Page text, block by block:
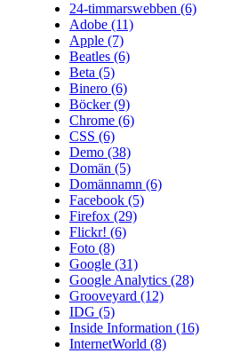
24-timmarswebben (6)
Adobe (11)
Apple (7)
Beatles (6)
Beta (5)
Binero (6)
Böcker(9)
Chrome (6)
CSS (6)
Demo (38)
Domän (5)
Domännamn (6)
Facebook (5)
Firefox (29)
Flickr! (6)
Foto (8)
Google (31)
Google Analytics (28)
Grooveyard (12)
IDG (5)
Inside Information (16)
InternetWorld (8)